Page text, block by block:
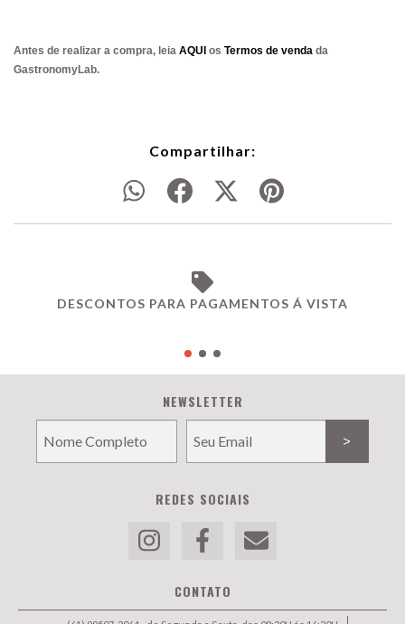
Antes de realizar a compra, leia AQUI os Termos de venda da
GastronomyLab.
Compartilhar:
DESCONTOS PARA PAGAMENTOS Á VISTA
NEWSLETTER
REDES SOCIAIS
CONTATO